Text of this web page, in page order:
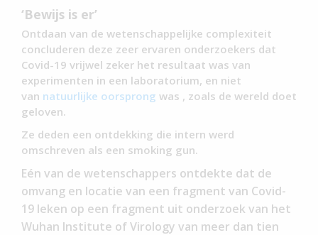
‘Bewijs is er’
Ontdaan van de wetenschappelijke complexiteit
concluderen deze zeer ervaren onderzoekers dat
Covid-19 vrijwel zeker het resultaat was van
experimenten in een laboratorium, en niet
van natuurlijke oorsprong was , zoals de wereld doet
geloven.
Ze deden een ontdekking die intern werd
omschreven als een smoking gun.
Eén van de wetenschappers ontdekte dat de
omvang en locatie van een fragment van Covid-
19 leken op een fragment uit onderzoek van het
Wuhan Institute of Virology van meer dan tien